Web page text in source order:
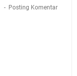
Posting Komentar